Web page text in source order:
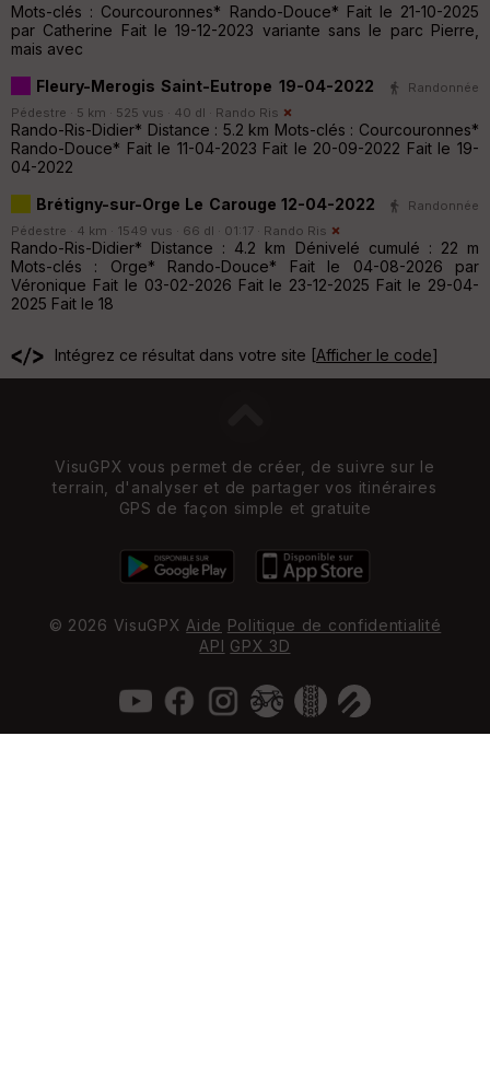
Mots-clés : Courcouronnes* Rando-Douce* Fait le 21-10-2025
par Catherine Fait le 19-12-2023 variante sans le parc Pierre,
mais avec
Fleury-Merogis Saint-Eutrope 19-04-2022
Randonnée
Pédestre · 5 km · 525 vus · 40 dl · Rando Ris
Rando-Ris-Didier* Distance : 5.2 km Mots-clés : Courcouronnes*
Rando-Douce* Fait le 11-04-2023 Fait le 20-09-2022 Fait le 19-
04-2022
Brétigny-sur-Orge Le Carouge 12-04-2022
Randonnée
Pédestre · 4 km · 1549 vus · 66 dl · 01:17 · Rando Ris
Rando-Ris-Didier* Distance : 4.2 km Dénivelé cumulé : 22 m
Mots-clés : Orge* Rando-Douce* Fait le 04-08-2026 par
Véronique Fait le 03-02-2026 Fait le 23-12-2025 Fait le 29-04-
2025 Fait le 18
Intégrez ce résultat dans votre site [Afficher le code]
VisuGPX vous permet de créer, de suivre sur le
terrain, d'analyser et de partager vos itinéraires
GPS de façon simple et gratuite
© 2026 VisuGPX Aide Politique de confidentialité
API GPX 3D